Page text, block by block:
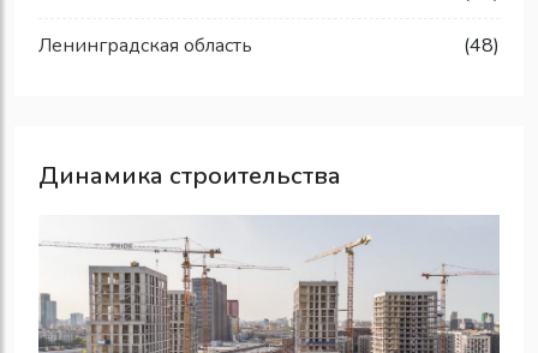
Ленинградская область (48)
Динамика строительства